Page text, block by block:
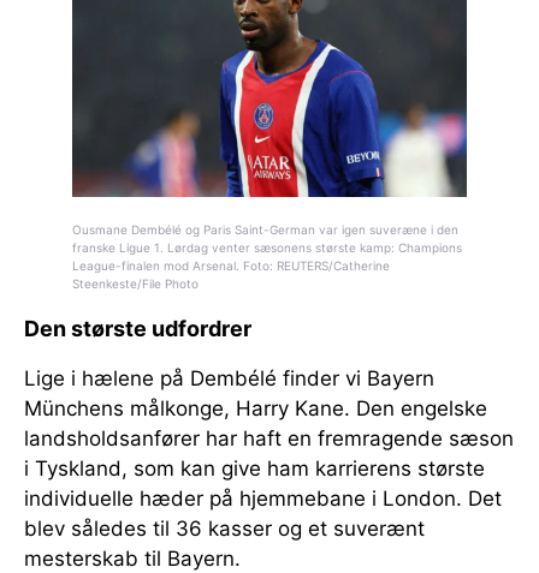
Ousmane Dembélé og Paris Saint-German var igen suveræne i den
franske Ligue 1. Lørdag venter sæsonens største kamp: Champions
League-finalen mod Arsenal. Foto: REUTERS/Catherine
Steenkeste/File Photo
Den største udfordrer
Lige i hælene på Dembélé finder vi Bayern
Münchens målkonge, Harry Kane. Den engelske
landsholdsanfører har haft en fremragende sæson
i Tyskland, som kan give ham karrierens største
individuelle hæder på hjemmebane i London. Det
blev således til 36 kasser og et suverænt
mesterskab til Bayern.